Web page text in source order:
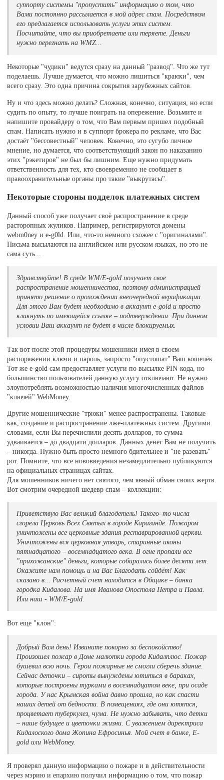
суппорту системы "пропустить" информацию о том, что
Вами постоянно рассылается в мой адрес спам. Посредством
его предлагается использовать услуги этих систем.
Посчитайте, что вы приобретаете или теряете. Деньги
нужно перегнать на WMZ...
Некоторые "чудики" ведутся сразу на данный "развод". Что же тут
поделаешь. Лучше думается, что можно лишиться "краюхи", чем
всего сразу. Это одна причина сокрытия зарубежных сайтов.
Ну и что здесь можно делать? Сложная, конечно, ситуация, но если
судить по опыту, то лучше поиграть на опережение. Возьмите и
напишите провайдеру о том, что Вам первым пришел подобный
спам. Написать нужно и в суппорт брокера по рекламе, что Вас
достаёт "бессовестный" человек. Конечно, это сугубо личное
мнение, но думается, что соответствующий закон по наказанию
этих "рэкетиров" не был бы лишним. Еще нужно придумать
ответственность для тех, кто своевременно не сообщает в
правоохранительные органы про такие "выкрутасы".
Некоторые стороны подделок платежных систем
Данный способ уже получает своё распространение в среде
расторопных жуликов. Например, регистрируются домены
webm0ney и e-g0ld. Или, что-то немного схожее с "оригиналами".
Письма высылаются на английском или русском языках, но это не
сама суть...
Здравствуйте! В среде WM/E-gold получает свое
распространение мошенничества, поэтому администрацией
принято решение о прохождении внеочередной верификации.
Для этого Вам будет необходимо в аккаунт e-gold и просто
кликнуть по имеющейся ссылке – подтверждении. При данном
условии Ваш аккаунт не будет в числе блокируемых.
Так вот после этой процедуры мошенники имея в своем
распоряжении ключи и пароль, запросто "опустошат" Ваш кошелёк.
Тот же e-gold сам предоставляет услуги по высылке PIN-кода, но
большинство пользователей данную услугу отключают. Не нужно
злоупотреблять возможностью наличия многочисленных файлов
"ключей" WebMoney.
Другие мошеннические "трюки" менее распространены. Таковые
как, создание и распространение лже-платежных систем. Другими
словами, если Вы перечислили десять долларов, то сумма
удваивается – до двадцати долларов. Данных денег Вам не получить
– никогда. Нужно быть просто немного бдительнее и "не разевать"
рот. Помните, что все нововведения незамедлительно публикуются
на официальных страницах сайтах.
Для мошенников ничего нет святого, чем явный обман своих жертв.
Вот смотрим очередной шедевр спам – коллекции:
Приветствую Вас великий благодетель! Такого–то числа
сгорела Церковь Всех Святых в городе Караганде. Пожаром
уничтожены все церковные здания реставрированной церкви.
Уничтожены вся церковная утварь, старинные иконы
пятнадцатого – восемнадцатого века. В огне пропали все
"прихожанские" деньги, которые собирались более десяти лет.
Окажите нам помощь и на Вас Благодать сойдёт! Как
сказано в... Расчетный счет находится в Общаке – банка
городка Кидалова. На имя Иванова Опостола Петра и Павла.
Или наш - WM/E-gold.
Вот еще "клон":
Добрый Вам день! Извините покорно за беспокойство!
Произошел пожар в Доме малютки города Кидалплюс. Пожар
бушевал всю ночь. Герои пожарные не смогли сберечь здание.
Сейчас деточки – сироты вынуждены ютиться в бараках,
которые построены турками в восемнадцатом веке, при осаде
города. У нас Крымская война давно прошла, но как спасти
наших детей от бедности. В помещениях, где они ютятся,
процветает туберкулез, чума. Не нужно забывать, что детки
– наше будущее и цветочки жизни. С уважением директриса
Кидалоского дома Жопина Ефросинья. Мой счет в банке, E-
gold или WebMoney.
Я проверял данную информацию о пожаре и в действительности
через мэрию и епархию получил информацию о том, что пожар